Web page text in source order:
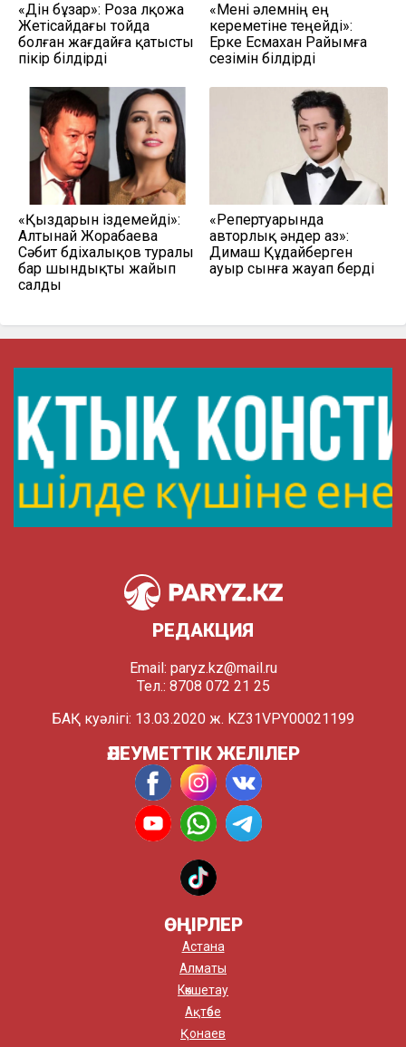
«Дін бұзар»: Роза Әлқожа
Жетісайдағы тойда
болған жағдайға қатысты
пікір білдірді
«Мені әлемнің ең
кереметіне теңейді»:
Ерке Есмахан Райымға
сезімін білдірді
«Қыздарын іздемейді»:
Алтынай Жорабаева
Сәбит Әбдіхалықов туралы
бар шындықты жайып
салды
«Репертуарында
авторлық әндер аз»:
Димаш Құдайберген
ауыр сынға жауап берді
РЕДАКЦИЯ
Email: paryz.kz@mail.ru
Тел.: 8708 072 21 25
БАҚ куәлігі: 13.03.2020 ж. KZ31VPY00021199
ӘЛЕУМЕТТІК ЖЕЛІЛЕР
ӨҢІРЛЕР
Астана
Алматы
Көкшетау
Ақтөбе
Қонаев